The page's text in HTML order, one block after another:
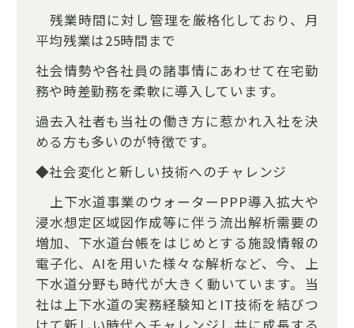
残業時間に対し管理を厳格化しており、月
平均残業は25時間まで
社会情勢や各社員の諸事情にあわせて在宅勤
務や時差勤務を柔軟に導入しています。
過去入社者も当社の働き方に惹かれ入社を決
める方も多いのが特徴です。
◆社会変化と新しい技術へのチャレンジ
上下水道事業のウォーターPPP導入拡大や
浸水想定区域図作成等に伴う流出解析需要の
増加、下水道台帳をはじめとする施設情報の
電子化、AIを用いた様々な解析など、今、上
下水道分野も時代が大きく動いています。当
社は上下水道の実務経験知とIT技術を結びつ